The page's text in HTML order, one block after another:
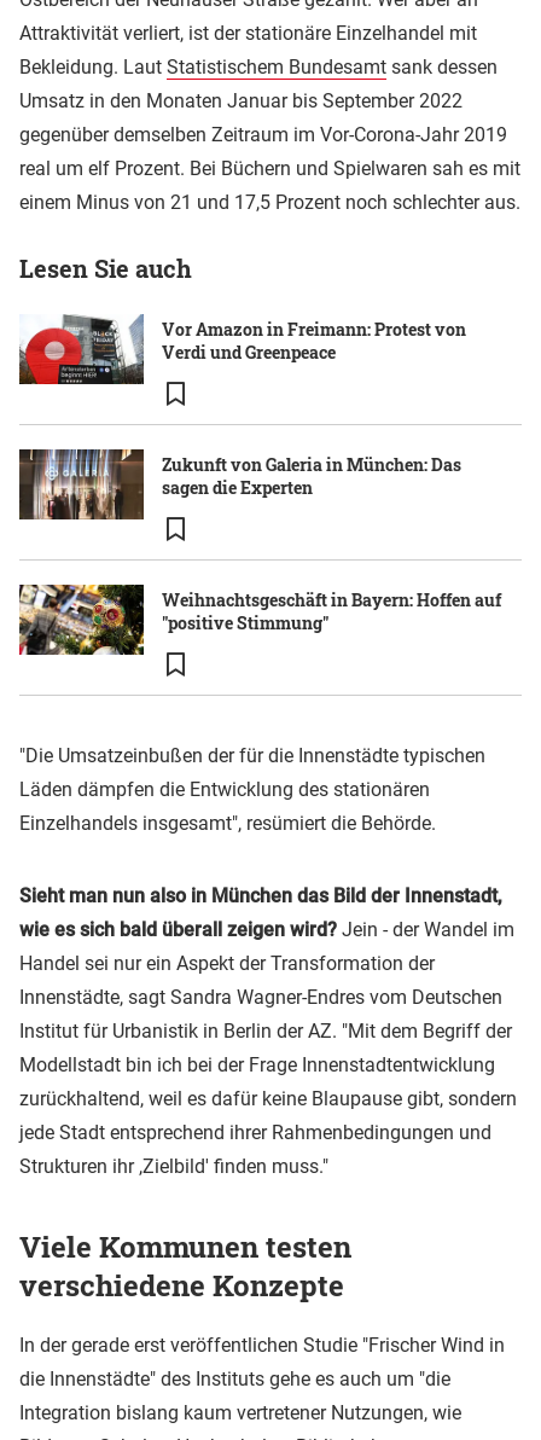
Attraktivität verliert, ist der stationäre Einzelhandel mit
Bekleidung. Laut Statistischem Bundesamt sank dessen
Umsatz in den Monaten Januar bis September 2022
gegenüber demselben Zeitraum im Vor-Corona-Jahr 2019
real um elf Prozent. Bei Büchern und Spielwaren sah es mit
einem Minus von 21 und 17,5 Prozent noch schlechter aus.
Lesen Sie auch
Vor Amazon in Freimann: Protest von
Verdi und Greenpeace
Zukunft von Galeria in München: Das
sagen die Experten
Weihnachtsgeschäft in Bayern: Hoffen auf
"positive Stimmung"
"Die Umsatzeinbußen der für die Innenstädte typischen
Läden dämpfen die Entwicklung des stationären
Einzelhandels insgesamt", resümiert die Behörde.
Sieht man nun also in München das Bild der Innenstadt,
wie es sich bald überall zeigen wird? Jein - der Wandel im
Handel sei nur ein Aspekt der Transformation der
Innenstädte, sagt Sandra Wagner-Endres vom Deutschen
Institut für Urbanistik in Berlin der AZ. "Mit dem Begriff der
Modellstadt bin ich bei der Frage Innenstadtentwicklung
zurückhaltend, weil es dafür keine Blaupause gibt, sondern
jede Stadt entsprechend ihrer Rahmenbedingungen und
Strukturen ihr ,Zielbild' finden muss."
Viele Kommunen testen
verschiedene Konzepte
In der gerade erst veröffentlichen Studie "Frischer Wind in
die Innenstädte" des Instituts gehe es auch um "die
Integration bislang kaum vertretener Nutzungen, wie